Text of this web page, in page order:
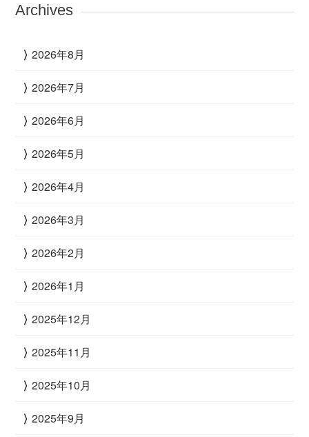
Archives
2026年8月
2026年7月
2026年6月
2026年5月
2026年4月
2026年3月
2026年2月
2026年1月
2025年12月
2025年11月
2025年10月
2025年9月